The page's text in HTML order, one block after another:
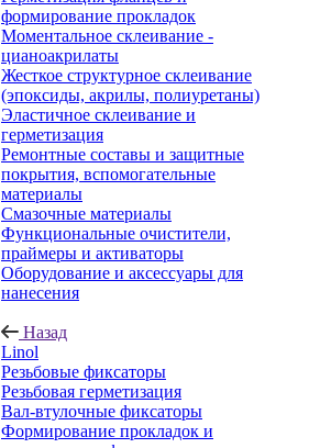
формирование прокладок
Моментальное склеивание -
цианоакрилаты
Жесткое структурное склеивание
(эпоксиды, акрилы, полиуретаны)
Эластичное склеивание и
герметизация
Ремонтные составы и защитные
покрытия, вспомогательные
материалы
Смазочные материалы
Функциональные очистители,
праймеры и активаторы
Оборудование и аксессуары для
нанесения
Назад
Linol
Резьбовые фиксаторы
Резьбовая герметизация
Вал-втулочные фиксаторы
Формирование прокладок и